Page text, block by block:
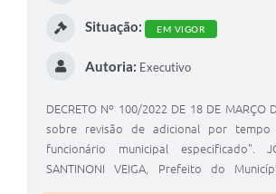
Situação: EM VIGOR
Autoria: Executivo
DECRETO Nº 100/2022 DE 18 DE MARÇO
sobre revisão de adicional por
funcionário municipal especificado".
SANTINONI VEIGA, Prefeito do